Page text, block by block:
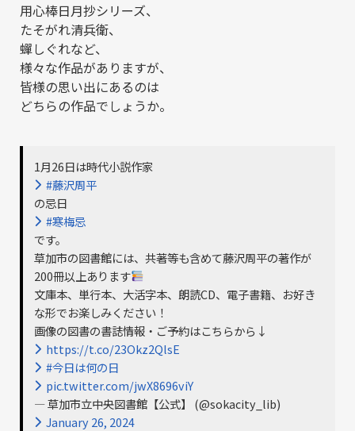
用心棒日月抄シリーズ、
たそがれ清兵衛、
蟬しぐれなど、
様々な作品がありますが、
皆様の思い出にあるのは
どちらの作品でしょうか。
1月26日は時代小説作家
#藤沢周平
の忌日
#寒梅忌
です。
草加市の図書館には、共著等も含めて藤沢周平の著作が
200冊以上あります
文庫本、単行本、大活字本、朗読CD、電子書籍、お好き
な形でお楽しみください！
画像の図書の書誌情報・ご予約はこちらから↓
https://t.co/23Okz2QlsE
#今日は何の日
pic.twitter.com/jwX8696viY
— 草加市立中央図書館【公式】 (@sokacity_lib)
January 26, 2024